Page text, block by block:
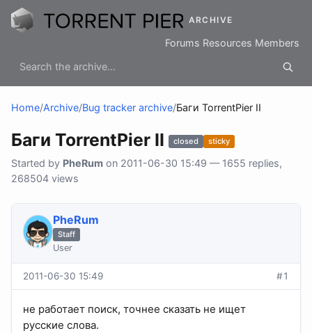
ARCHIVE
Forums Resources Members
Home/Archive/Bug tracker archive/Баги TorrentPier II
Баги TorrentPier II closed sticky
Started by PheRum on 2011-06-30 15:49 — 1655 replies,
268504 views
PheRum
Staff
User
2011-06-30 15:49 #1
не работает поиск, точнее сказать не ищет
русские слова.